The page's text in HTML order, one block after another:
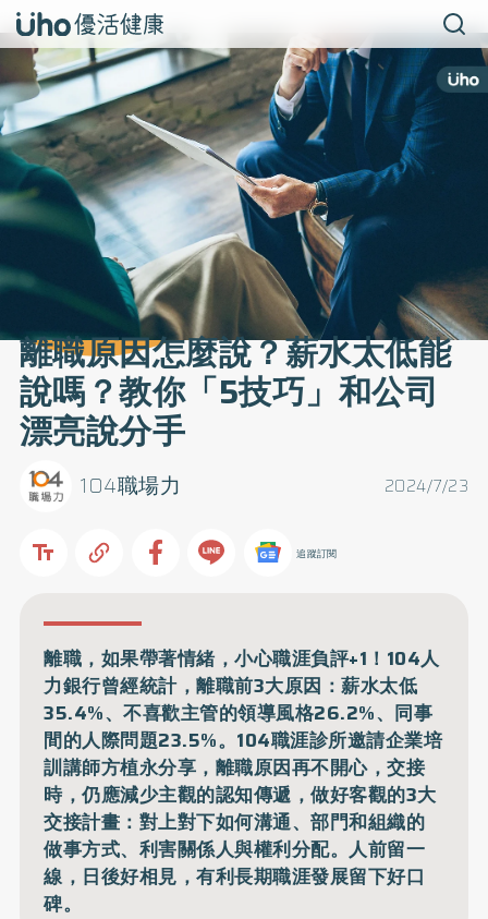
離職原因怎麼說？薪水太低能
說嗎？教你「5技巧」和公司
漂亮說分手
2024/7/23
104職場力
追蹤訂閱
離職，如果帶著情緒，小心職涯負評+1！104人
力銀行曾經統計，離職前3大原因：薪水太低
35.4%、不喜歡主管的領導風格26.2%、同事
間的人際問題23.5%。104職涯診所邀請企業培
訓講師方植永分享，離職原因再不開心，交接
時，仍應減少主觀的認知傳遞，做好客觀的3大
交接計畫：對上對下如何溝通、部門和組織的
做事方式、利害關係人與權利分配。人前留一
線，日後好相見，有利長期職涯發展留下好口
碑。